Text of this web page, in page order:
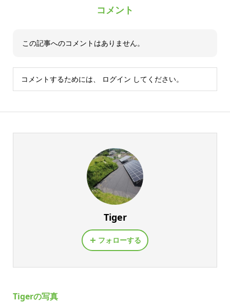
コメント
この記事へのコメントはありません。
コメントするためには、 ログイン してください。
Tiger
フォローする
Tigerの写真